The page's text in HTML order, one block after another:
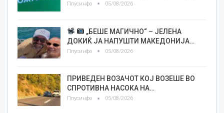
Плусинфо 05/08/2026
„БЕШЕ МАГИЧНО“ – ЈЕЛЕНА
ДОКИЌ ЈА НАПУШТИ МАКЕДОНИЈА…
Плусинфо 05/08/2026
ПРИВЕДЕН ВОЗАЧОТ КОЈ ВОЗЕШЕ ВО
СПРОТИВНА НАСОКА НА…
Плусинфо 05/08/2026